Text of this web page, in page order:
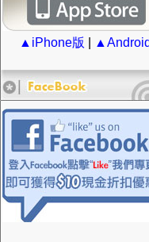
▲iPhone版